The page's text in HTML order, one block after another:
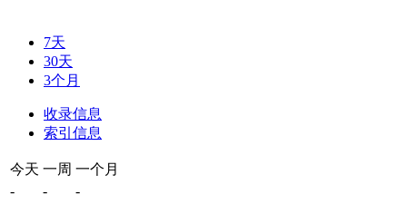
7天
30天
3个月
收录信息
索引信息
今天 一周 一个月
-
-
-